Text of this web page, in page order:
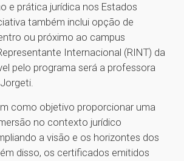
e prática jurídica nos Estados
também inclui opção de
ou próximo ao campus
Internacional (RINT) da
pelo programa será a professora
como objetivo proporcionar uma
no contexto jurídico
a visão e os horizontes dos
disso, os certificados emitidos